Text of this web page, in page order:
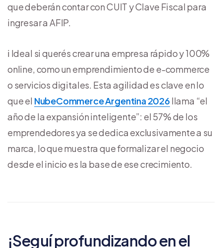
que deberán contar con CUIT y Clave Fiscal para
ingresar a AFIP.
ℹ️ Ideal si querés crear una empresa rápido y 100%
online, como un emprendimiento de e-commerce
o servicios digitales. Esta agilidad es clave en lo
que el NubeCommerce Argentina 2026 llama “el
año de la expansión inteligente”: el 57% de los
emprendedores ya se dedica exclusivamente a su
marca, lo que muestra que formalizar el negocio
desde el inicio es la base de ese crecimiento.
¡Seguí profundizando en el